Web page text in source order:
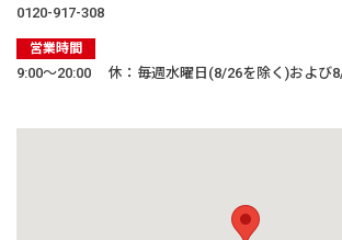
0120-917-308
営業時間
9:00〜20:00 休：毎週水曜日(8/26を除く)および